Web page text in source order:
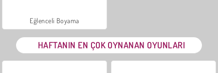
Eğlenceli Boyama
HAFTANIN EN ÇOK OYNANAN OYUNLARI